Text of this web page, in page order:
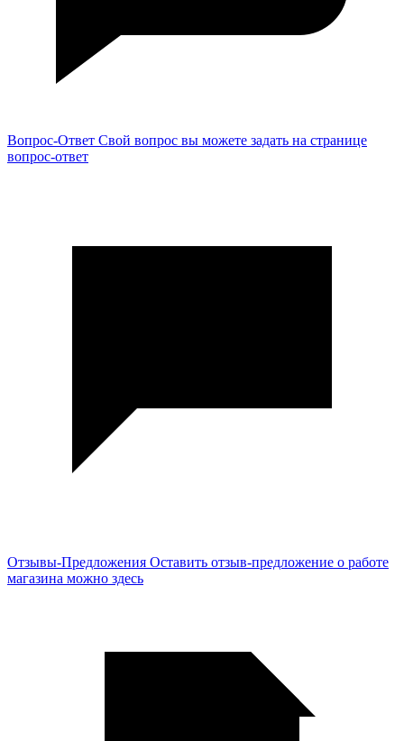
Вопрос-Ответ Свой вопрос вы можете задать на странице
вопрос-ответ
Отзывы-Предложения Оставить отзыв-предложение о работе
магазина можно здесь